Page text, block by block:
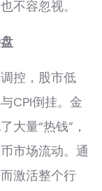
不容忽视。
控，股市低
CPI倒挂。金
大量“热钱”，
市场流动。通
激活整个行